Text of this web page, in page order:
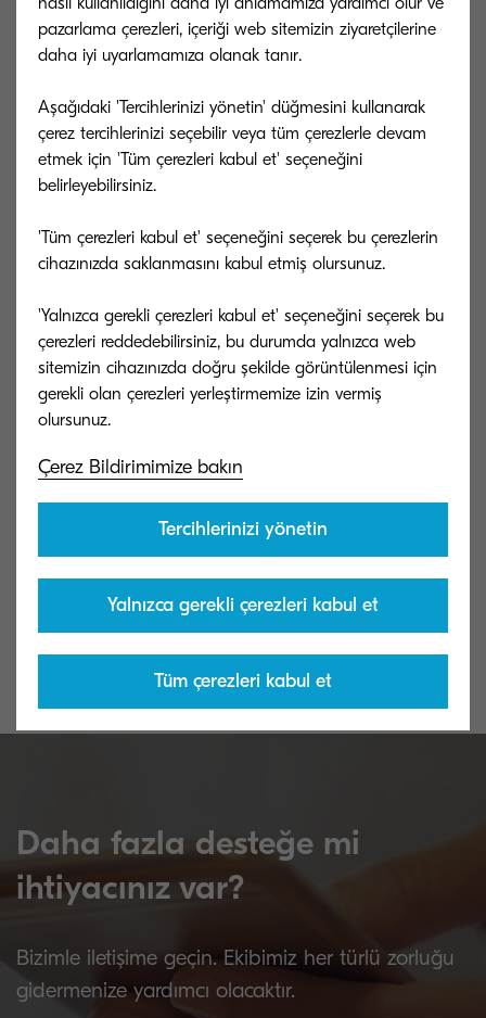
Kyocera Hizmet Sözü
Kyocera ürününüz için size başka neler
sunabileceğimizi keşfedin.
Global İndirme Merkezi
Sürücüler, Yardımcı programlar ve kılavuzlar
gibi ilk kurulum dosyalarına (kurulum
DVDsinde bulunan) ulaşın.
Ürünlerimiz için
garanti
Daha fazla desteğe mi
ihtiyacınız var?
Bizimle iletişime geçin. Ekibimiz her türlü zorluğu
gidermenize yardımcı olacaktır.
pazarlama çerezleri, içeriği web sitemizin ziyaretçilerine
daha iyi uyarlamamıza olanak tanır.
Aşağıdaki 'Tercihlerinizi yönetin' düğmesini kullanarak
çerez tercihlerinizi seçebilir veya tüm çerezlerle devam
etmek için 'Tüm çerezleri kabul et' seçeneğini
belirleyebilirsiniz.
'Tüm çerezleri kabul et' seçeneğini seçerek bu çerezlerin
cihazınızda saklanmasını kabul etmiş olursunuz.
'Yalnızca gerekli çerezleri kabul et' seçeneğini seçerek bu
çerezleri reddedebilirsiniz, bu durumda yalnızca web
sitemizin cihazınızda doğru şekilde görüntülenmesi için
gerekli olan çerezleri yerleştirmemize izin vermiş
Çerez Bildirimimize bakın
Tercihlerinizi yönetin
Yalnızca gerekli çerezleri kabul et
Tüm çerezleri kabul et